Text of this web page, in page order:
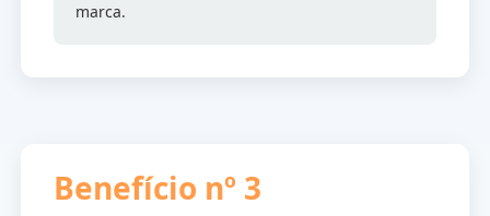
marca.
Benefício nº 3